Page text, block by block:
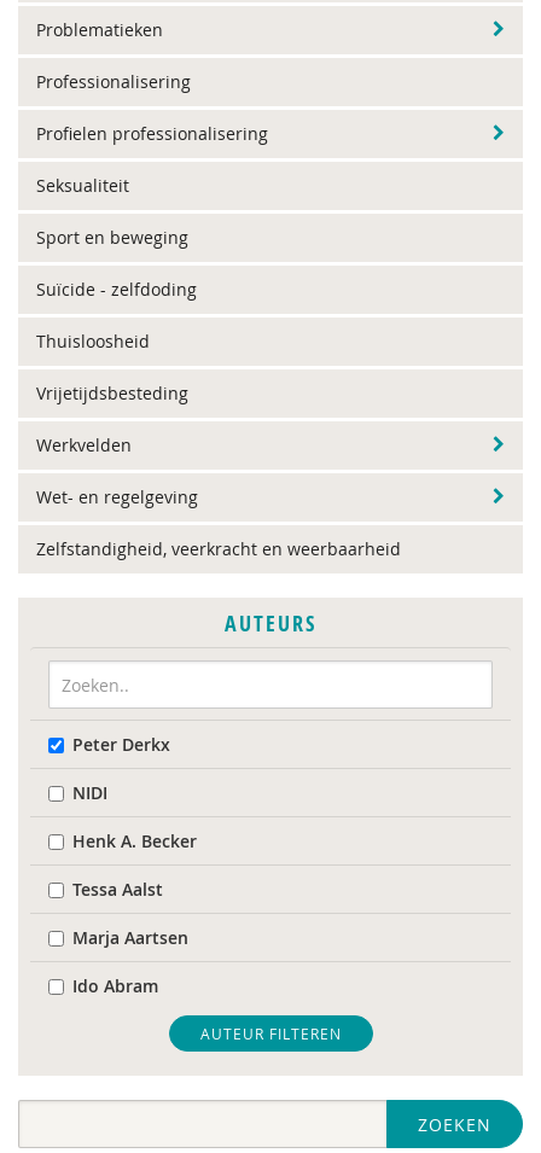
Problematieken
Professionalisering
Profielen professionalisering
Seksualiteit
Sport en beweging
Suïcide - zelfdoding
Thuisloosheid
Vrijetijdsbesteding
Werkvelden
Wet- en regelgeving
Zelfstandigheid, veerkracht en weerbaarheid
AUTEURS
Peter Derkx
NIDI
Henk A. Becker
Tessa Aalst
Marja Aartsen
Ido Abram
Kanta Adhin
Cees Al
AUTEUR FILTEREN
ZOEKEN